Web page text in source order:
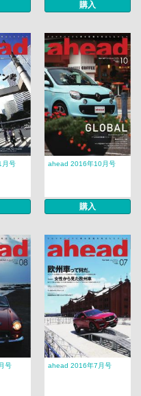
購入
月号 ahead 2016年10月号
購入
号 ahead 2016年7月号